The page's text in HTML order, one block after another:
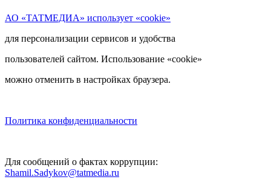
АО «ТАТМЕДИА» использует «cookie»
для персонализации сервисов и удобства
пользователей сайтом. Использование «cookie»
можно отменить в настройках браузера.
Политика конфиденциальности
Для сообщений о фактах коррупции:
Shamil.Sadykov@tatmedia.ru